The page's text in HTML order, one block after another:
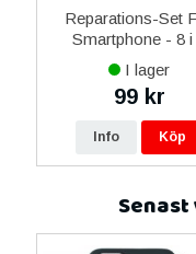
Reparations-Set
Smartphone - 8 i
I lager
99 kr
Info Köp